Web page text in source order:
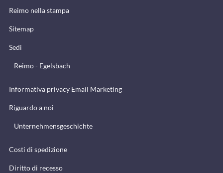
Reimo nella stampa
Sitemap
Sedi
Reimo - Egelsbach
Informativa privacy Email Marketing
Riguardo a noi
Unternehmensgeschichte
Costi di spedizione
Diritto di recesso